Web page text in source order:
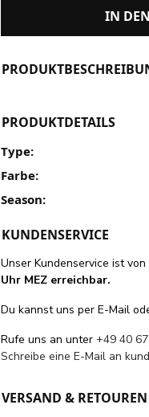
IN
PRODUKTDETAILS
Type:
Farbe:
Season:
KUNDENSERVICE
Unser Kundenservice ist von
Uhr MEZ erreichbar.
Du kannst uns per E-Mail
Rufe uns an unter+49 40
Schreibe eine E-Mail an
VERSAND & RETOUREN